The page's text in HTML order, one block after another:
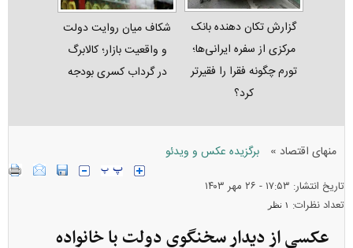
گزارش تکان‌ دهنده بانک
مرکزی از سفره ایرانی‌ها؛
تورم چگونه فقرا را فقیرتر
کرد؟
شکاف میان روایت دولت
و واقعیت بازار؛ کالابرگ
در گرداب کسری بودجه
منهای اقتصاد » برگزیده عکس و ویدئو
تاریخ انتشار: ۱۷:۵۳ - ۲۶ مهر ۱۴۰۳
تعداد نظرات: ۱ نظر
عکسی از دیدار سخنگوی دولت با خانواده